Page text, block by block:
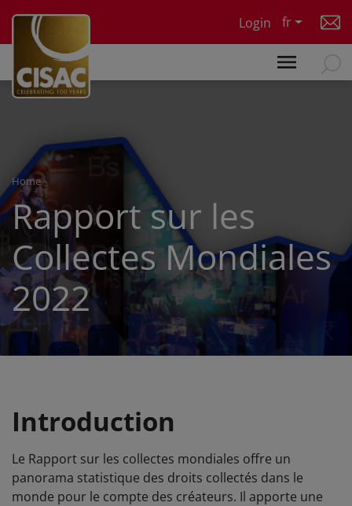
Login
fr
Home
Rapport sur les
Collectes Mondiales
2022
Introduction
Le Rapport sur les collectes mondiales offre un
panorama statistique des droits collectés dans le
monde pour le compte des créateurs. Il apporte une